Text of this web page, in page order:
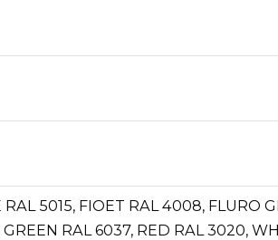
5015, FIOET RAL 4008, FLURO
RAL 6037, RED RAL 3020,